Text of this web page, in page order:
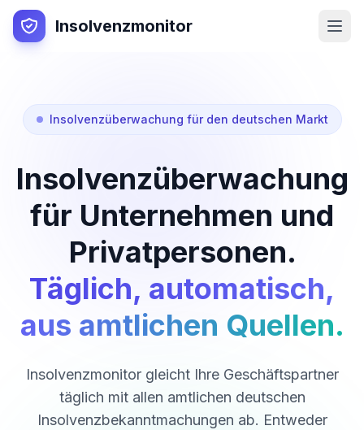
Insolvenzmonitor
Insolvenzüberwachung für den deutschen Markt
Insolvenzüberwachung
für Unternehmen und
Privatpersonen.
Täglich, automatisch,
aus amtlichen Quellen.
Insolvenzmonitor gleicht Ihre Geschäftspartner
täglich mit allen amtlichen deutschen
Insolvenzbekanntmachungen ab. Entweder